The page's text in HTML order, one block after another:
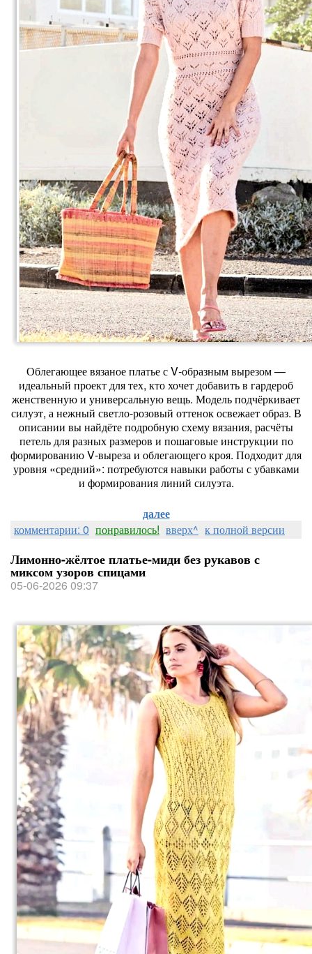
Облегающее вязаное платье с V‑образным вырезом —
идеальный проект для тех, кто хочет добавить в гардероб
женственную и универсальную вещь. Модель подчёркивает
силуэт, а нежный светло‑розовый оттенок освежает образ. В
описании вы найдёте подробную схему вязания, расчёты
петель для разных размеров и пошаговые инструкции по
формированию V‑выреза и облегающего кроя. Подходит для
уровня «средний»: потребуются навыки работы с убавками
и формирования линий силуэта.
далее
комментарии: 0 понравилось! вверх^ к полной версии
Лимонно-жёлтое платье-миди без рукавов с
миксом узоров спицами
05-06-2026 09:37